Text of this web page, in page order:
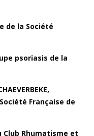
de la Société
psoriasis de la
Française de
Club Rhumatisme et